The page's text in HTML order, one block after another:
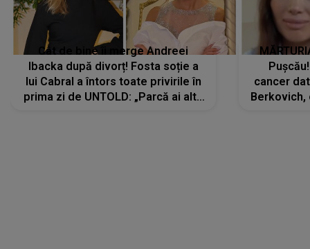
Cât de bine îi merge Andreei
Ibacka după divorț! Fosta soție a
lui Cabral a întors toate privirile în
prima zi de UNTOLD: „Parcă ai altă
cancer